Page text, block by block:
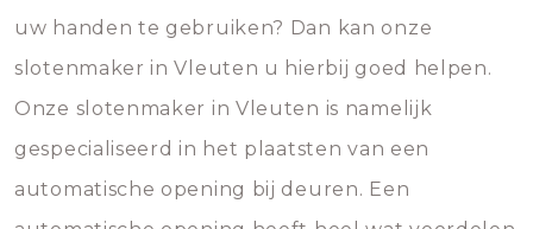
uw handen te gebruiken? Dan kan onze
slotenmaker in Vleuten u hierbij goed helpen.
Onze slotenmaker in Vleuten is namelijk
gespecialiseerd in het plaatsten van een
automatische opening bij deuren. Een